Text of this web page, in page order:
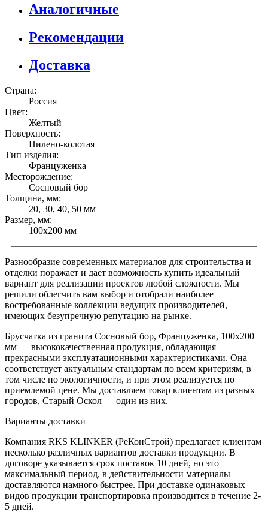
Аналогичные
Рекомендации
Доставка
Страна:
Россия
Цвет:
Желтый
Поверхность:
Пилено-колотая
Тип изделия:
Француженка
Месторождение:
Сосновый бор
Толщина, мм:
20, 30, 40, 50 мм
Размер, мм:
100x200 мм
Разнообразие современных материалов для строительства и
отделки поражает и дает возможность купить идеальный
вариант для реализации проектов любой сложности. Мы
решили облегчить вам выбор и отобрали наиболее
востребованные коллекции ведущих производителей,
имеющих безупречную репутацию на рынке.
Брусчатка из гранита Сосновый бор, Француженка, 100х200
мм — высококачественная продукция, обладающая
прекрасными эксплуатационными характеристиками. Она
соответствует актуальным стандартам по всем критериям, в
том числе по экологичности, и при этом реализуется по
приемлемой цене. Мы доставляем товар клиентам из разных
городов, Старый Оскол — один из них.
Варианты доставки
Компания RKS KLINKER (РеКонСтрой) предлагает клиентам
несколько различных вариантов доставки продукции. В
договоре указывается срок поставок 10 дней, но это
максимальный период, в действительности материалы
доставляются намного быстрее. При доставке одинаковых
видов продукции транспортировка производится в течение 2-
5 дней.